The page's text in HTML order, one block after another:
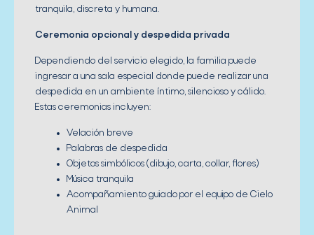
tranquila, discreta y humana.
Ceremonia opcional y despedida privada
Dependiendo del servicio elegido, la familia puede
ingresar a una sala especial donde puede realizar una
despedida en un ambiente íntimo, silencioso y cálido.
Estas ceremonias incluyen:
Velación breve
Palabras de despedida
Objetos simbólicos (dibujo, carta, collar, flores)
Música tranquila
Acompañamiento guiado por el equipo de Cielo
Animal